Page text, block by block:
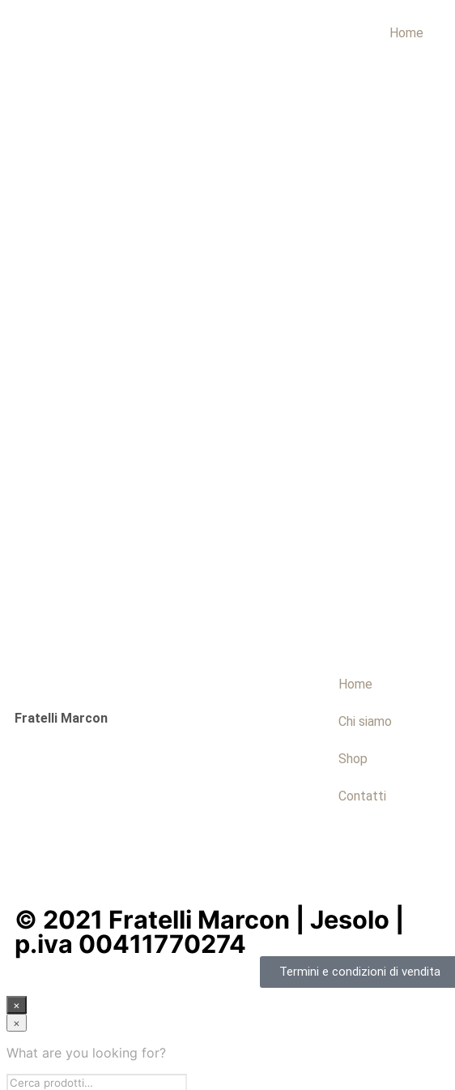
Home
Fratelli Marcon
Home
Chi siamo
Shop
Contatti
© 2021 Fratelli Marcon | Jesolo |
p.iva 00411770274
Termini e condizioni di vendita
×
×
What are you looking for?